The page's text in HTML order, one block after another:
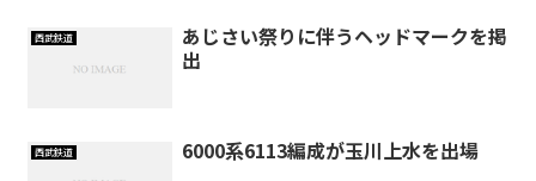
西武鉄道
あじさい祭りに伴うヘッドマークを掲
出
西武鉄道 6000系6113編成が玉川上水を出場